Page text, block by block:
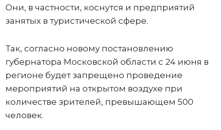
Они, в частности, коснутся и предприятий
занятых в туристической сфере.
Так, согласно новому постановлению
губернатора Московской области с 24 июня в
регионе будет запрещено проведение
мероприятий на открытом воздухе при
количестве зрителей, превышающем 500
человек.